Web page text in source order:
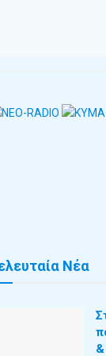
Νέα